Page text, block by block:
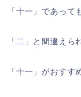
「十一」であって
「二」と間違えら
「十一」がおすす